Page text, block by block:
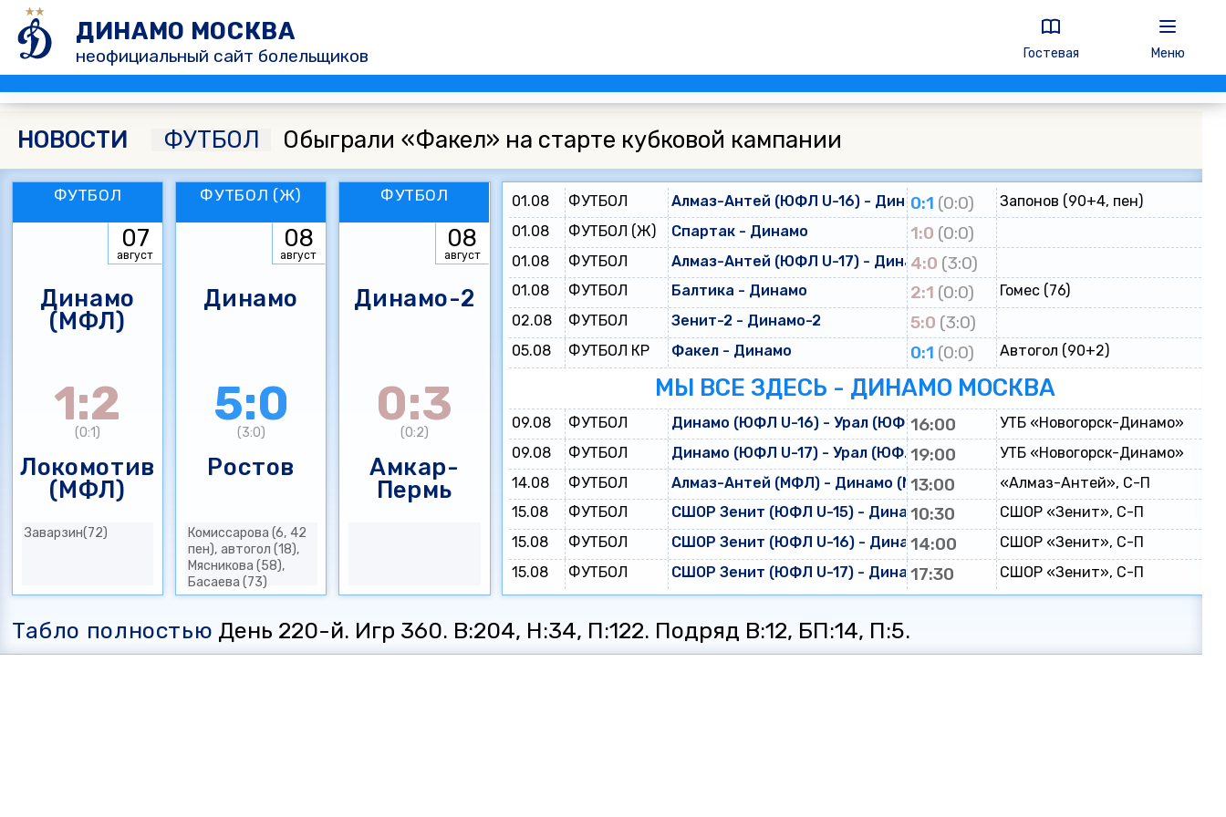
ДИНАМО МОСКВА
неофициальный сайт болельщиков Гостевая Меню
НОВОСТИ ФУТБОЛ Обыграли «Факел» на старте кубковой кампании
ФУТБОЛ
07
август
Динамо
(МФЛ)
1:2
(0:1)
Локомотив
(МФЛ)
Заварзин(72)
ФУТБОЛ (Ж)
08
август
Динамо
5:0
(3:0)
Ростов
Комиссарова (6, 42
пен), автогол (18),
Мясникова (58),
Басаева (73)
ФУТБОЛ
08
август
Динамо-2
0:3
(0:2)
Амкар-
Пермь
01.08 ФУТБОЛ Алмаз-Антей (ЮФЛ U-16) - Динамо (ЮФЛ U-16)
0:1 (0:0)
Запонов (90+4, пен)
01.08
ФУТБОЛ (Ж) Спартак - Динамо 1:0 (0:0)
01.08 ФУТБОЛ Алмаз-Антей (ЮФЛ U-17) - Динамо (ЮФЛ U-17)
4:0 (3:0)
01.08 ФУТБОЛ Балтика - Динамо 2:1 (0:0)
Гомес (76)
02.08
ФУТБОЛ Зенит-2 - Динамо-2 5:0 (3:0)
05.08 ФУТБОЛ КР Факел - Динамо 0:1 (0:0) Автогол (90+2)
МЫ ВСЕ ЗДЕСЬ - ДИНАМО МОСКВА
09.08 ФУТБОЛ Динамо (ЮФЛ U-16) - Урал (ЮФЛ U-16)
16:00
УТБ «Новогорск-Динамо»
09.08
ФУТБОЛ Динамо (ЮФЛ U-17) - Урал (ЮФЛ U-17)
19:00
УТБ «Новогорск-Динамо»
14.08
ФУТБОЛ Алмаз-Антей (МФЛ) - Динамо (МФЛ)
13:00
«Алмаз-Антей», С-П
15.08
ФУТБОЛ СШОР Зенит (ЮФЛ U-15) - Динамо (ЮФЛ U-15)
10:30
СШОР «Зенит», С-П
15.08
ФУТБОЛ СШОР Зенит (ЮФЛ U-16) - Динамо (ЮФЛ U-16)
14:00
СШОР «Зенит», С-П
15.08
ФУТБОЛ СШОР Зенит (ЮФЛ U-17) - Динамо (ЮФЛ U-17)
17:30 СШОР «Зенит», С-П
Табло полностью День 220-й. Игр 360. В:204, Н:34, П:122. Подряд В:12, БП:14, П:5.